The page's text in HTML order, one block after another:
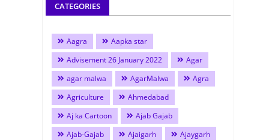
CATEGORIES
Aagra
Aapka star
Advisement 26 January 2022
Agar
agar malwa
AgarMalwa
Agra
Agriculture
Ahmedabad
Aj ka Cartoon
Ajab Gajab
Ajab-Gajab
Ajaigarh
Ajaygarh